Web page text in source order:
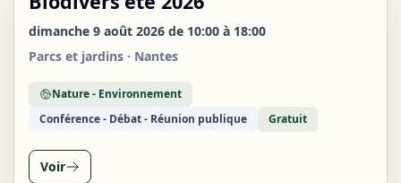
09
AOÛT
dimanche 9 août 2026 de 10:00 à 18:00
Parcs et jardins · Nantes
Nature - Environnement
Conférence - Débat - Réunion publique
Gratuit
Voir